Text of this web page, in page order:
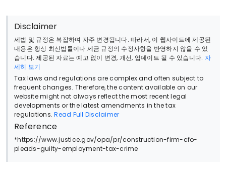
Disclaimer
세법 및 규정은 복잡하며 자주 변경됩니다. 따라서, 이 웹사이트에 제공된
내용은 항상 최신법률이나 세금 규정의 수정사항을 반영하지 않을 수 있
습니다. 제공된 자료는 예고 없이 변경, 개선, 업데이트 될 수 있습니다. 자
세히 보기
Tax laws and regulations are complex and often subject to
frequent changes. Therefore, the content available on our
website might not always reflect the most recent legal
developments or the latest amendments in the tax
regulations.Read Full Disclaimer
Reference
*https://www.justice.gov/opa/pr/construction-firm-cfo-
pleads-guilty-employment-tax-crime